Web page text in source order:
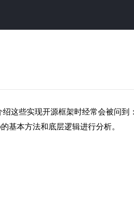
这些实现开源框架时经常会被问到
基本方法和底层逻辑进行分析。